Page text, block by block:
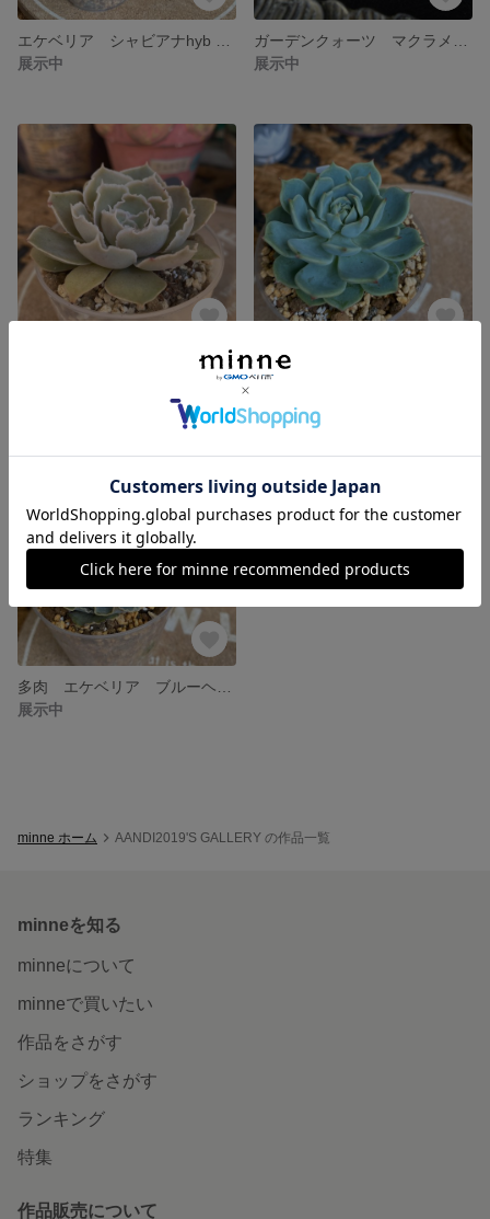
展示中
展示中
エケベリア シャビアナhyb 多肉植物
展示中
minne ホーム AANDI2019'S GALLERY の作品一覧
minneを知る
minneについて
minneで買いたい
作品をさがす
ショップをさがす
ランキング
特集
作品販売について